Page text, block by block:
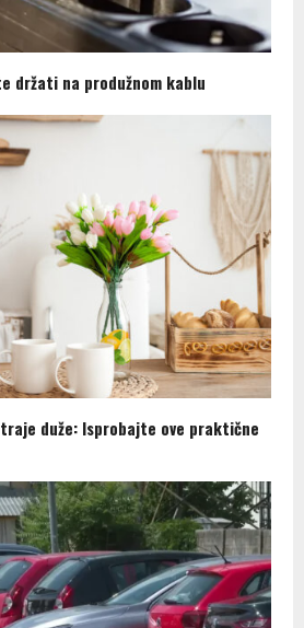
držati na produžnom kablu
traje duže: Isprobajte ove praktične